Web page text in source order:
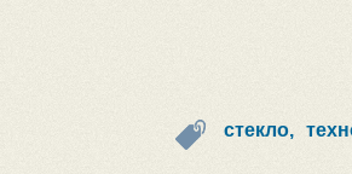
стекло,